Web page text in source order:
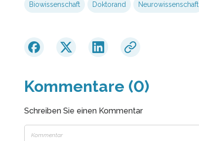
Biowissenschaft Doktorand Neurowissenschaft
Kommentare (0)
Schreiben Sie einen Kommentar